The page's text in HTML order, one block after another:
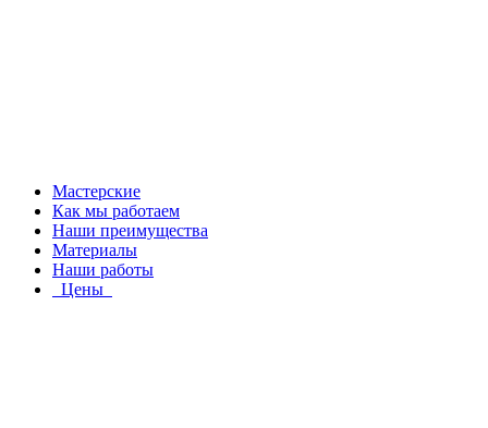
Мастерские
Как мы работаем
Наши преимущества
Материалы
Наши работы
Цены